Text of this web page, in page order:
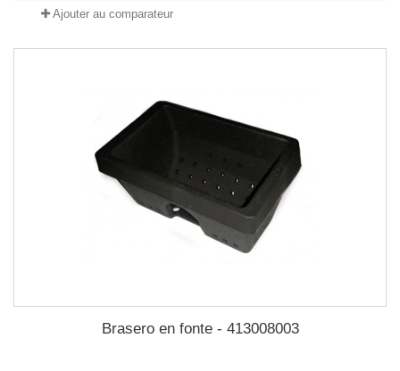
Ajouter au comparateur
Brasero en fonte - 413008003